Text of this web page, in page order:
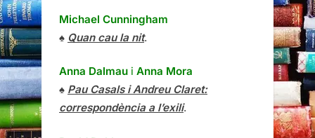
Michael Cunningham
♠ Quan cau la nit.
Anna Dalmau i Anna Mora
♠ Pau Casals i Andreu Claret:
correspondència a l’exili.